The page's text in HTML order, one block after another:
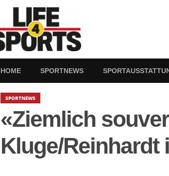
HOME SPORTNEWS
SPORTNEWS
«Ziemlich
Kluge/Reinhardt